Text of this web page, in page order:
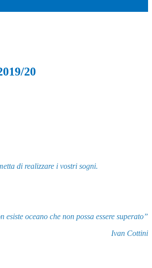
20
di realizzare i vostri sogni.
esiste oceano che non possa essere superato”
Ivan Cottini